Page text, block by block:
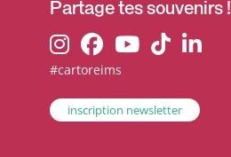
Partage tes souvenirs !
#cartoreims
inscription newsletter